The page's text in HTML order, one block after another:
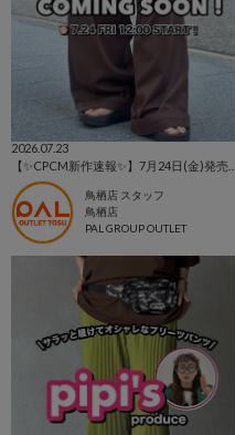
2026.07.23
鳥栖店 スタッフ
鳥栖店
PAL GROUP OUTLET